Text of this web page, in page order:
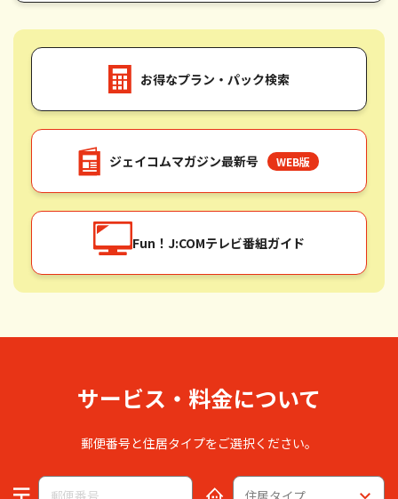
お得なプラン・パック検索
ジェイコムマガジン最新号 WEB版
Fun！J:COMテレビ番組ガイド
サービス・料金について
郵便番号と住居タイプをご選択ください。